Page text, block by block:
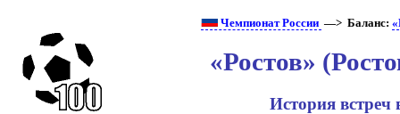
Чемпионат России —> Баланс:
«Ростов»
История встреч